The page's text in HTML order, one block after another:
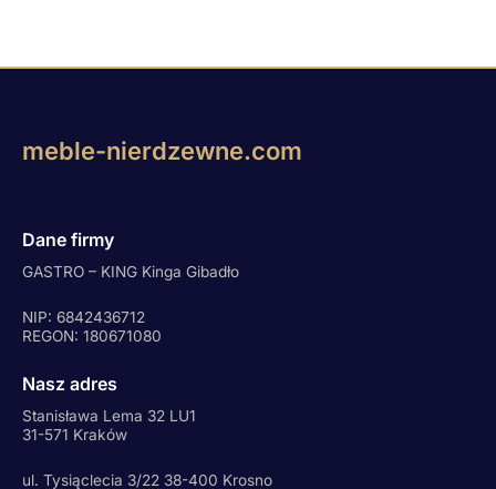
meble-nierdzewne.com
Dane firmy
GASTRO – KING Kinga Gibadło
NIP: 6842436712
REGON: 180671080
Nasz adres
Stanisława Lema 32 LU1
31-571 Kraków
ul. Tysiąclecia 3/22 38-400 Krosno